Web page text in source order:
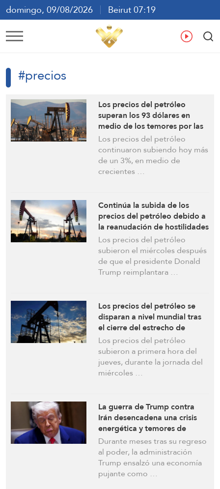
domingo, 09/08/2026
Beirut 07:19
ع En
#precios
Los precios del petróleo
superan los 93 dólares en
medio de los temores por las
crisis de Ormuz y Bab el-
Mandeb
Los precios del petróleo
continuaron subiendo hoy más
de un 3%, en medio de
crecientes …
Continúa la subida de los
precios del petróleo debido a
la reanudación de hostilidades
y el cierre del estrecho de
Ormuz
Los precios del petróleo
subieron el miércoles después
de que el presidente Donald
Trump reimplantara …
Los precios del petróleo se
disparan a nivel mundial tras
el cierre del estrecho de
Ormuz
Los precios del petróleo
subieron a primera hora del
jueves, durante la jornada del
miércoles …
La guerra de Trump contra
Irán desencadena una crisis
energética y temores de
recesión en EEUU, con una
enorme deuda de 39 billones
de dólares que actúa una
bomba
Durante meses tras su regreso
al poder, la administración
Trump ensalzó una economía
pujante como …